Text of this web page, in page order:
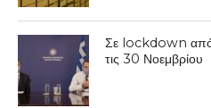
Σε lockdown από
τις 30 Νοεμβρίου